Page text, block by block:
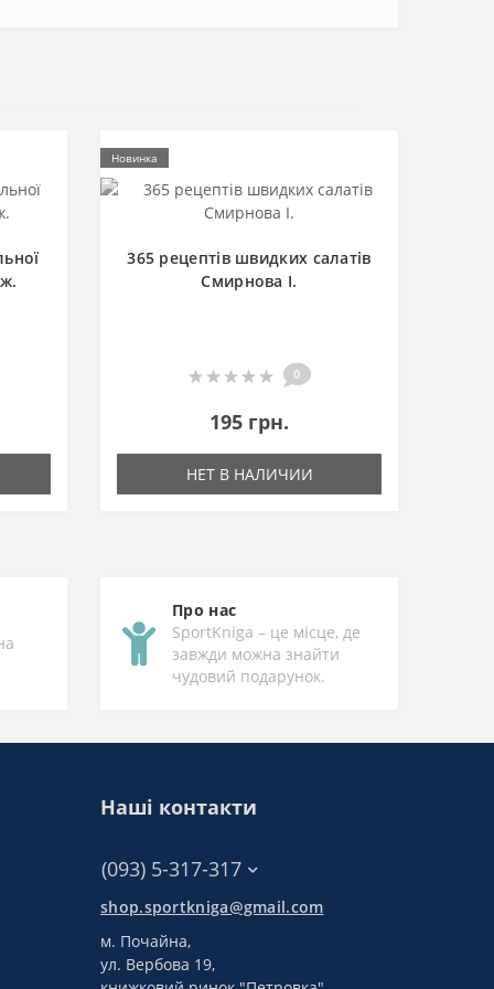
Новинка
365 рецептів швидких салатів
Смирнова І.
0
195 грн.
НЕТ В НАЛИЧИИ
Про нас
SportKniga – це місце, де
завжди можна знайти
чудовий подарунок.
Наші контакти
(093) 5-317-317
shop.sportkniga@gmail.com
м. Почайна,
ул. Вербова 19,